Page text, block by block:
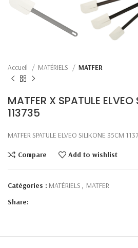
Accueil MATÉRIELS MATFER
MATFER X SPATULE
113735
MATFER SPATULE ELVEO SILIKONE 35CM
Compare Add to wishlist
Catégories : MATÉRIELS , MATFER
Share: